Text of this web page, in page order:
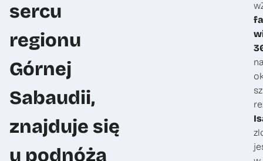
sercu
regionu
Górnej
Sabaudii,
znajduje się
u podnóża